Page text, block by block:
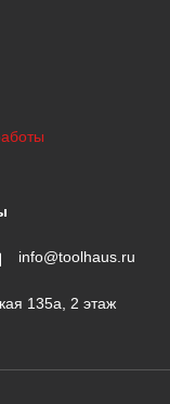
info@toolhaus.ru
135а, 2 этаж